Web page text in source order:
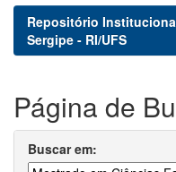
Repositório
Sergipe - RI/UFS
Página de
Buscar em: